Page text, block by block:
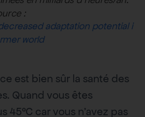
:
adaptation potential i
world
est bien sûr la santé des
Quand vous êtes
45°C car vous n’avez pas